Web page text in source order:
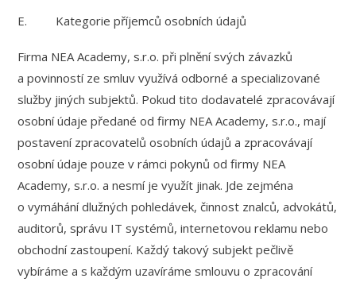
E. Kategorie příjemců osobních údajů
Firma NEA Academy, s.r.o. při plnění svých závazků
a povinností ze smluv využívá odborné a specializované
služby jiných subjektů. Pokud tito dodavatelé zpracovávají
osobní údaje předané od firmy NEA Academy, s.r.o., mají
postavení zpracovatelů osobních údajů a zpracovávají
osobní údaje pouze v rámci pokynů od firmy NEA
Academy, s.r.o. a nesmí je využít jinak. Jde zejména
o vymáhání dlužných pohledávek, činnost znalců, advokátů,
auditorů, správu IT systémů, internetovou reklamu nebo
obchodní zastoupení. Každý takový subjekt pečlivě
vybíráme a s každým uzavíráme smlouvu o zpracování